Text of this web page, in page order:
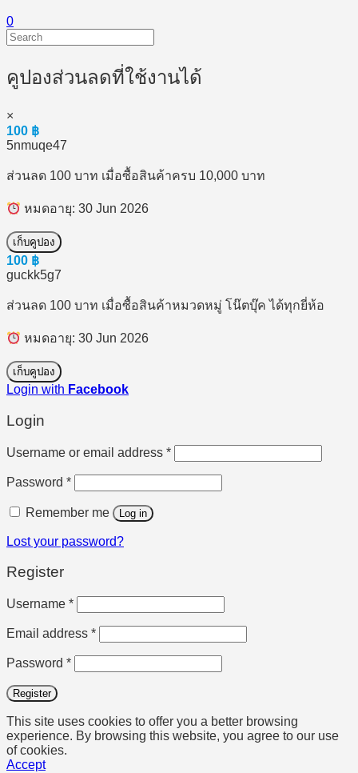
0
คูปองส่วนลดที่ใช้งานได้
×
100 ฿
5nmuqe47
ส่วนลด 100 บาท เมื่อซื้อสินค้าครบ 10,000 บาท
หมดอายุ: 30 Jun 2026
เก็บคูปอง
100 ฿
guckk5g7
ส่วนลด 100 บาท เมื่อซื้อสินค้าหมวดหมู่ โน๊ตบุ๊ค ได้ทุกยี่ห้อ
หมดอายุ: 30 Jun 2026
เก็บคูปอง
Login with Facebook
Login
Username or email address *Required
Password *Required
Remember me Log in
Lost your password?
Register
Username *Required
Email address *Required
Password *Required
Register
This site uses cookies to offer you a better browsing
experience. By browsing this website, you agree to our use
of cookies.
Accept